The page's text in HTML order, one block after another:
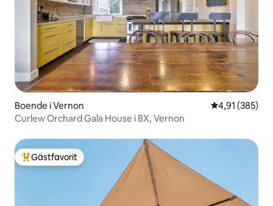
Boende i Vernon 4,91 av 5 i
4,91 (385)
Curlew Orchard Gala House i BX, Vernon
Populär gästfavorit
Gästfavorit